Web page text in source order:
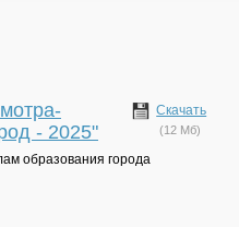
Скачать
(12 Мб)
- 2025"
образования города